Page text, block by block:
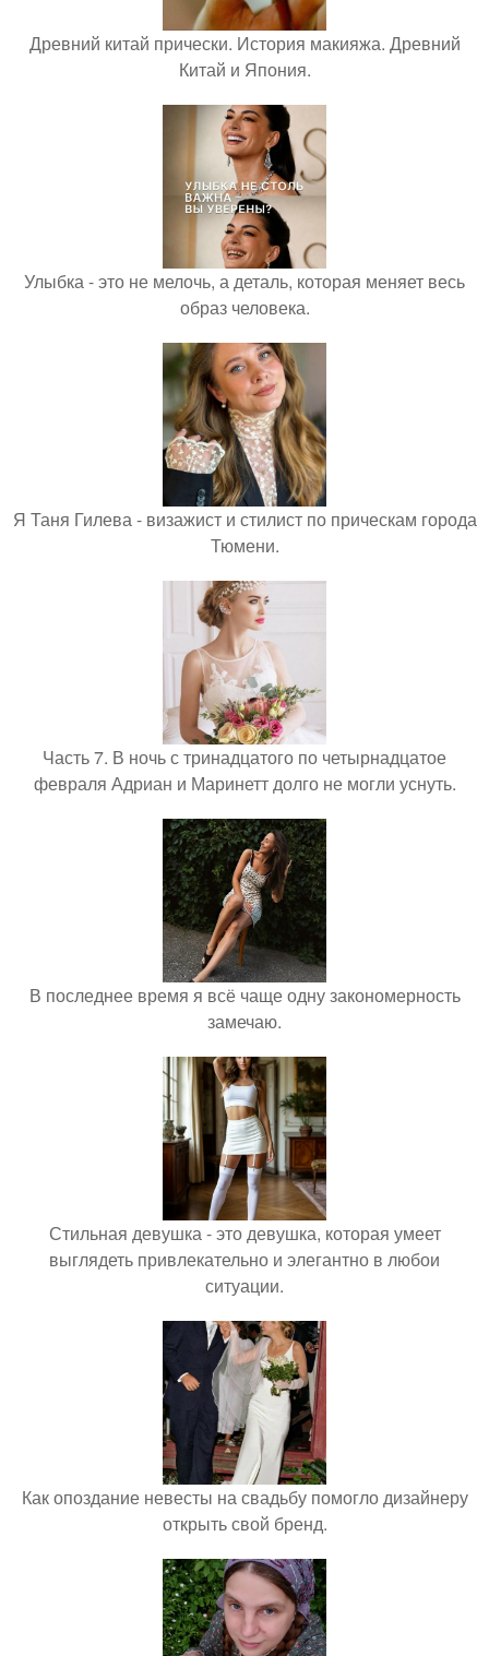
Древний китай прически. История макияжа. Древний
Китай и Япония.
Улыбка - это не мелочь, а деталь, которая меняет весь
образ человека.
Я Таня Гилева - визажист и стилист по прическам города
Тюмени.
Часть 7. В ночь с тринадцатого по четырнадцатое
февраля Адриан и Маринетт долго не могли уснуть.
В последнее время я всё чаще одну закономерность
замечаю.
Стильная девушка - это девушка, которая умеет
выглядеть привлекательно и элегантно в любои
ситуации.
Как опоздание невесты на свадьбу помогло дизайнеру
открыть свой бренд.